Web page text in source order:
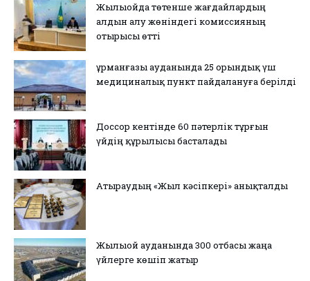
Жылыойда төтенше жағдайлардың
алдын алу жөніндегі комиссияның
отырысы өтті
Құрманғазы ауданында 25 орындық үш
медициналық пункт пайдалануға берілді
Доссор кентінде 60 пәтерлік тұрғын
үйдің құрылысы басталады
Атыраудың «Жыл кәсіпкері» анықталды
Жылыой ауданында 300 отбасы жаңа
үйлерге көшіп жатыр